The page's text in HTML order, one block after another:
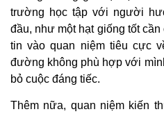
trường học tập với người
đầu, như một hạt giống tốt
tin vào quan niệm tiêu cực
đường không phù hợp với
bỏ cuộc đáng tiếc.
Thêm nữa, quan niệm kiến